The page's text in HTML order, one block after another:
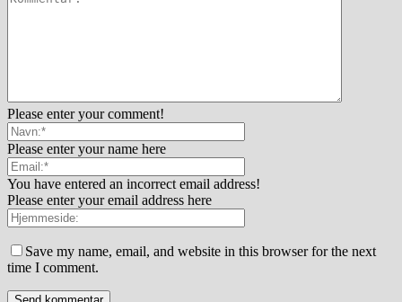
Please enter your comment!
Please enter your name here
You have entered an incorrect email address!
Please enter your email address here
Save my name, email, and website in this browser for the next
time I comment.